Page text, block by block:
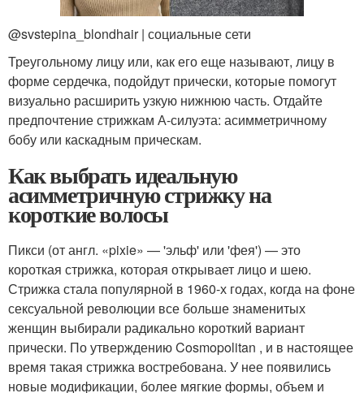
@svstepina_blondhair | социальные сети
Треугольному лицу или, как его еще называют, лицу в
форме сердечка, подойдут прически, которые помогут
визуально расширить узкую нижнюю часть. Отдайте
предпочтение стрижкам А-силуэта: асимметричному
бобу или каскадным прическам.
Как выбрать идеальную
асимметричную стрижку на
короткие волосы
Пикси (от англ. «pixie» — 'эльф' или 'фея') — это
короткая стрижка, которая открывает лицо и шею.
Стрижка стала популярной в 1960-х годах, когда на фоне
сексуальной революции все больше знаменитых
женщин выбирали радикально короткий вариант
прически. По утверждению Cosmopolitan , и в настоящее
время такая стрижка востребована. У нее появились
новые модификации, более мягкие формы, объем и